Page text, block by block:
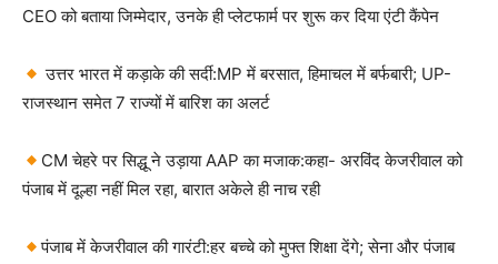
CEO को बताया जिम्मेदार, उनके ही प्लेटफार्म पर शुरू कर दिया एंटी कैंपेन
उत्तर भारत में कड़ाके की सर्दी:MP में बरसात, हिमाचल में बर्फबारी; UP-
राजस्थान समेत 7 राज्यों में बारिश का अलर्ट
CM चेहरे पर सिद्धू ने उड़ाया AAP का मजाक:कहा- अरविंद केजरीवाल को
पंजाब में दूल्हा नहीं मिल रहा, बारात अकेले ही नाच रही
पंजाब में केजरीवाल की गारंटी:हर बच्चे को मुफ्त शिक्षा देंगे; सेना और पंजाब